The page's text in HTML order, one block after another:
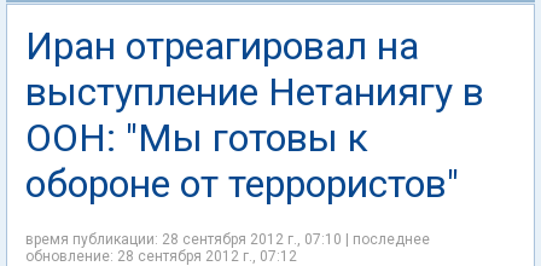
Иран отреагировал на
выступление Нетаниягу в
ООН: "Мы готовы к
обороне от террористов"
время публикации: 28 сентября 2012 г., 07:10 | последнее
обновление: 28 сентября 2012 г., 07:12